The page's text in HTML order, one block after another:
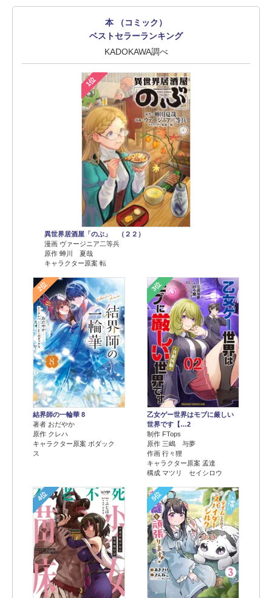
本 （コミック）
ベストセラーランキング
KADOKAWA調べ
1位
異世界居酒屋「のぶ」 （２２）
漫画 ヴァージニア二等兵
原作 蝉川 夏哉
キャラクター原案 転
2位
結界師の一輪華 8
著者 おだやか
原作 クレハ
キャラクター原案 ボダック
ス
3位
乙女ゲー世界はモブに厳しい
世界です【…2
制作 FTops
原作 三嶋 与夢
作画 行々狸
キャラクター原案 孟達
構成 マツリ セイシロウ
4位 5位